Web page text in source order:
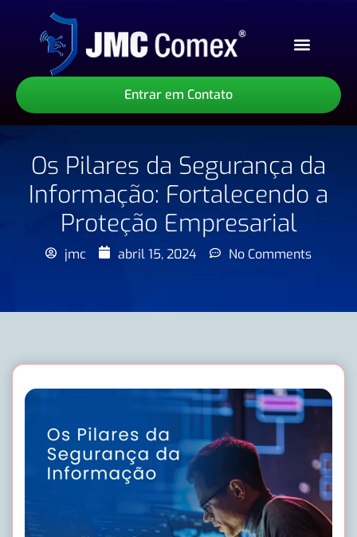
Entrar em Contato
Os Pilares da Segurança da
Informação: Fortalecendo a
Proteção Empresarial
jmc abril 15, 2024 No Comments